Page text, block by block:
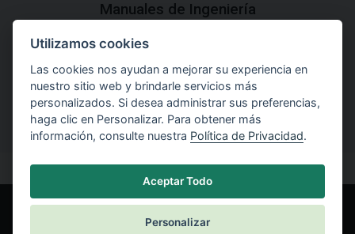
Manuales de Ingeniería
Descargue los Manuales de Ingeniería con las teorías y
explicaciones prácticas del uso de software.
Utilizamos cookies
Las cookies nos ayudan a mejorar su experiencia en
nuestro sitio web y brindarle servicios más
personalizados. Si desea administrar sus preferencias,
haga clic en Personalizar. Para obtener más
información, consulte nuestra Política de Privacidad.
Aceptar Todo
Personalizar